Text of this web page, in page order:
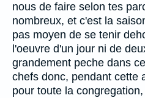
nous de faire selon tes
nombreux, et c'est la
pas moyen de se tenir
l'oeuvre d'un jour ni de
grandement peche dans
chefs donc, pendant cette
pour toute la